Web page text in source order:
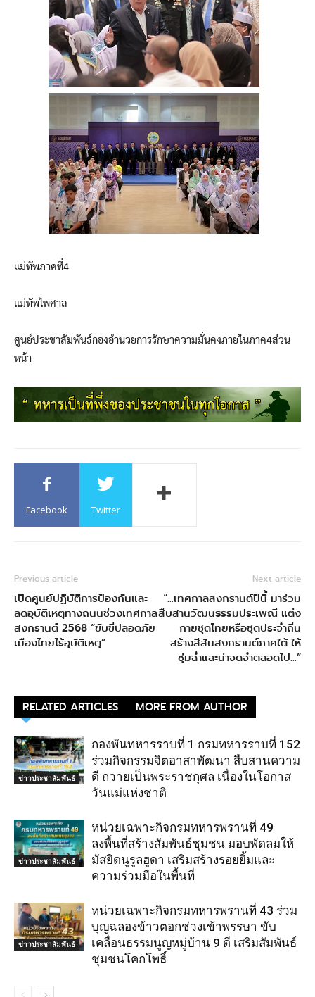
แม่ทัพภาคที่4
แม่ทัพไพศาล
ศูนย์ประชาสัมพันธ์กองอำนวยการรักษาความมั่นคงภายในภาค4ส่วน
หน้า
Facebook Twitter
Previous article
เปิดศูนย์ปฏิบัติการป้องกันและ
ลดอุบัติเหตุทางถนนช่วงเทศกาล
สงกรานต์ 2568 “ขับขี่ปลอดภัย
เมืองไทยไร้อุบัติเหตุ”
Next article
“…เทศกาลสงกรานต์ปีนี้ มาร่วม
สืบสานวัฒนธรรมประเพณี แต่ง
กายชุดไทยหรือชุดประจำถิ่น
สร้างสีสันสงกรานต์ภาคใต้ ให้
ชุ่มฉ่ำและน่าจดจำตลอดไป…”
RELATED ARTICLES MORE FROM AUTHOR
ข่าวประชาสัมพันธ์
กองพันทหารราบที่ 1 กรมทหารราบที่ 152
ร่วมกิจกรรมจิตอาสาพัฒนา สืบสานความ
ดี ถวายเป็นพระราชกุศล เนื่องในโอกาส
วันแม่แห่งชาติ
ข่าวประชาสัมพันธ์
หน่วยเฉพาะกิจกรมทหารพรานที่ 49
ลงพื้นที่สร้างสัมพันธ์ชุมชน มอบพัดลมให้
มัสยิดนูรูลฮูดา เสริมสร้างรอยยิ้มและ
ความร่วมมือในพื้นที่
ข่าวประชาสัมพันธ์
หน่วยเฉพาะกิจกรมทหารพรานที่ 43 ร่วม
บุญฉลองข้าวตอกช่วงเข้าพรรษา ขับ
เคลื่อนธรรมนูญหมู่บ้าน 9 ดี เสริมสัมพันธ์
ชุมชนโคกโพธิ์